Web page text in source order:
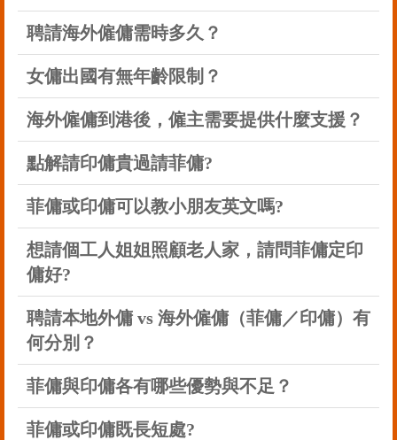
聘請海外僱傭需時多久？
女傭出國有無年齡限制？
海外僱傭到港後，僱主需要提供什麼支援？
點解請印傭貴過請菲傭?
菲傭或印傭可以教小朋友英文嗎?
想請個工人姐姐照顧老人家，請問菲傭定印
傭好?
聘請本地外傭 vs 海外僱傭（菲傭／印傭）有
何分別？
菲傭與印傭各有哪些優勢與不足？
菲傭或印傭既長短處?